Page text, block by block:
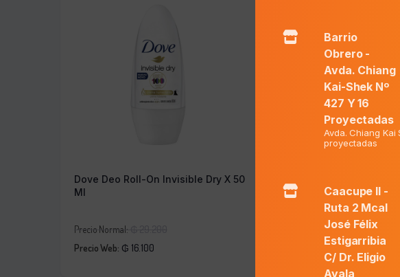
Dove Deo Roll-On Invisible Dry X 50
Ml
Precio Normal:
Precio Web: ₲ 16.100
Huggies Active Sec G X
precio
original
era:
₲
Precio Web: ₲70.600El
precio
actual
es:
₲
Barrio
Obrero -
Avda. Chiang
Kai-Shek Nº
427 Y 16
Proyectadas
Avda. Chiang Kai
proyectadas
Caacupe II -
Ruta 2 Mcal
José Félix
Estigarribia
C/ Dr. Eligio
Ayala